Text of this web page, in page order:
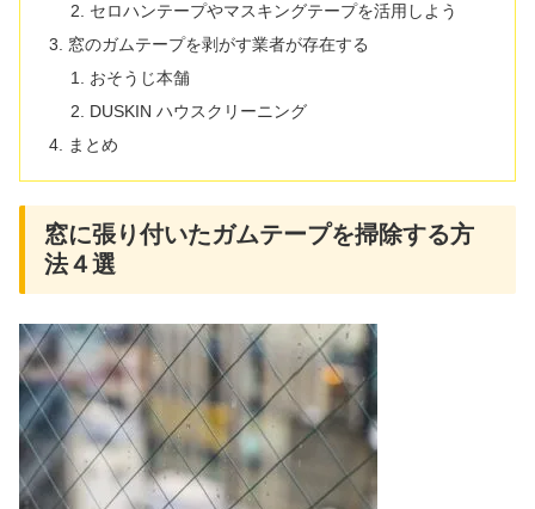
セロハンテープやマスキングテープを活用しよう
窓のガムテープを剥がす業者が存在する
おそうじ本舗
DUSKIN ハウスクリーニング
まとめ
窓に張り付いたガムテープを掃除する方
法４選